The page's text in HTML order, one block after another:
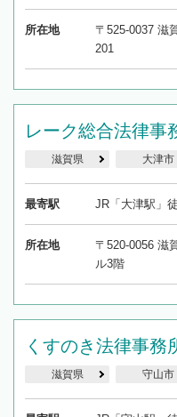
所在地
〒525-0037 滋
201
レーク総合法律事
滋賀県 大津市
最寄駅 JR「大津駅」
所在地
〒520-0056 滋
ル3階
くすのき法律事務
滋賀県 守山市